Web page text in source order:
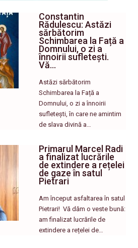
Constantin
Rădulescu: Astăzi
sărbătorim
Schimbarea la Față a
Domnului, o zi a
înnoirii sufletești.
Vă…
Astăzi sărbătorim
Schimbarea la Față a
Domnului, o zi a înnoirii
sufletești, în care ne amintim
de slava divină a…
Primarul Marcel Radi
a finalizat lucrările
de extindere a rețelei
de gaze în satul
Pietrari
Am început asfaltarea în satul
Pietrari! ​ Vă dăm o veste bună:
am finalizat lucrările de
extindere a rețelei de…